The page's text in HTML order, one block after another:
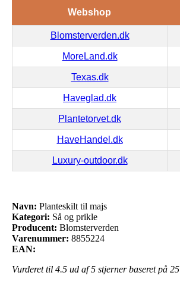
Webshop
Blomsterverden.dk
MoreLand.dk
Texas.dk
Haveglad.dk
Plantetorvet.dk
HaveHandel.dk
Luxury-outdoor.dk
Navn: Planteskilt til majs
Kategori: Så og prikle
Producent: Blomsterverden
Varenummer: 8855224
EAN:
Vurderet til 4.5 ud af 5 stjerner baseret på 25